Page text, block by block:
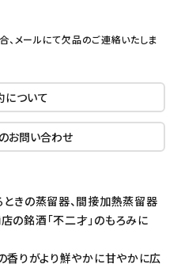
メールにて欠品のご連絡いたしま
ついて
お問い合わせ
きの蒸留器、間接加熱蒸留器
の銘酒「不二才」のもろみに
香りがより鮮やかに甘やかに広